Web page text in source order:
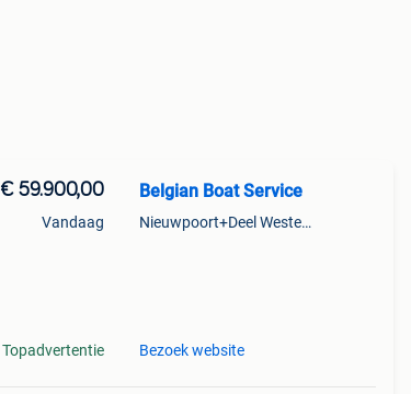
€ 59.900,00
Vandaag
Topadvertentie
Belgian Boat Service
Nieuwpoort+Deel Westende
Bezoek website